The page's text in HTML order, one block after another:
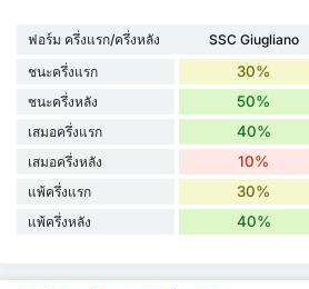
ฟอร์ม ครึ่งแรก/ครึ่งหลัง SSC Giugliano
ชนะครึ่งแรก
30%
ชนะครึ่งหลัง 50%
เสมอครึ่งแรก 40%
เสมอครึ่งหลัง 10%
แพ้ครึ่งแรก 30%
แพ้ครึ่งหลัง 40%